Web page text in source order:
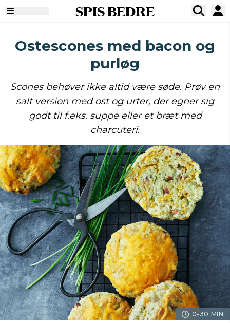
SPIS BEDRE
Ostescones med bacon og
purløg
Scones behøver ikke altid være søde. Prøv en
salt version med ost og urter, der egner sig
godt til f.eks. suppe eller et bræt med
charcuteri.
0-30 MIN.